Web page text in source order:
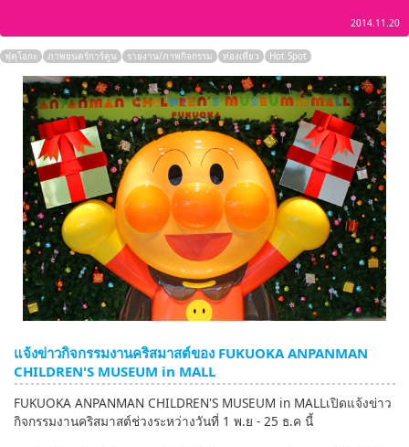
繁體中文
English
ภาษาไทย
tiéng Viêt
Bahasa Indonesia
2014.11.20
ฟุคุโอกะ ภาพยนตร์การ์ตูน รายงาน/ภาพกิจกรรม ท่องเที่ยว Hot Spot
แจ้งข่าวกิจกรรมงานคริสมาสต์ของ FUKUOKA ANPANMAN
CHILDREN'S MUSEUM in MALL
FUKUOKA ANPANMAN CHILDREN'S MUSEUM in MALLเปิดแจ้งข่าว
กิจกรรมงานคริสมาสต์ช่วงระหว่างวันที่ 1 พ.ย - 25 ธ.ค นี้